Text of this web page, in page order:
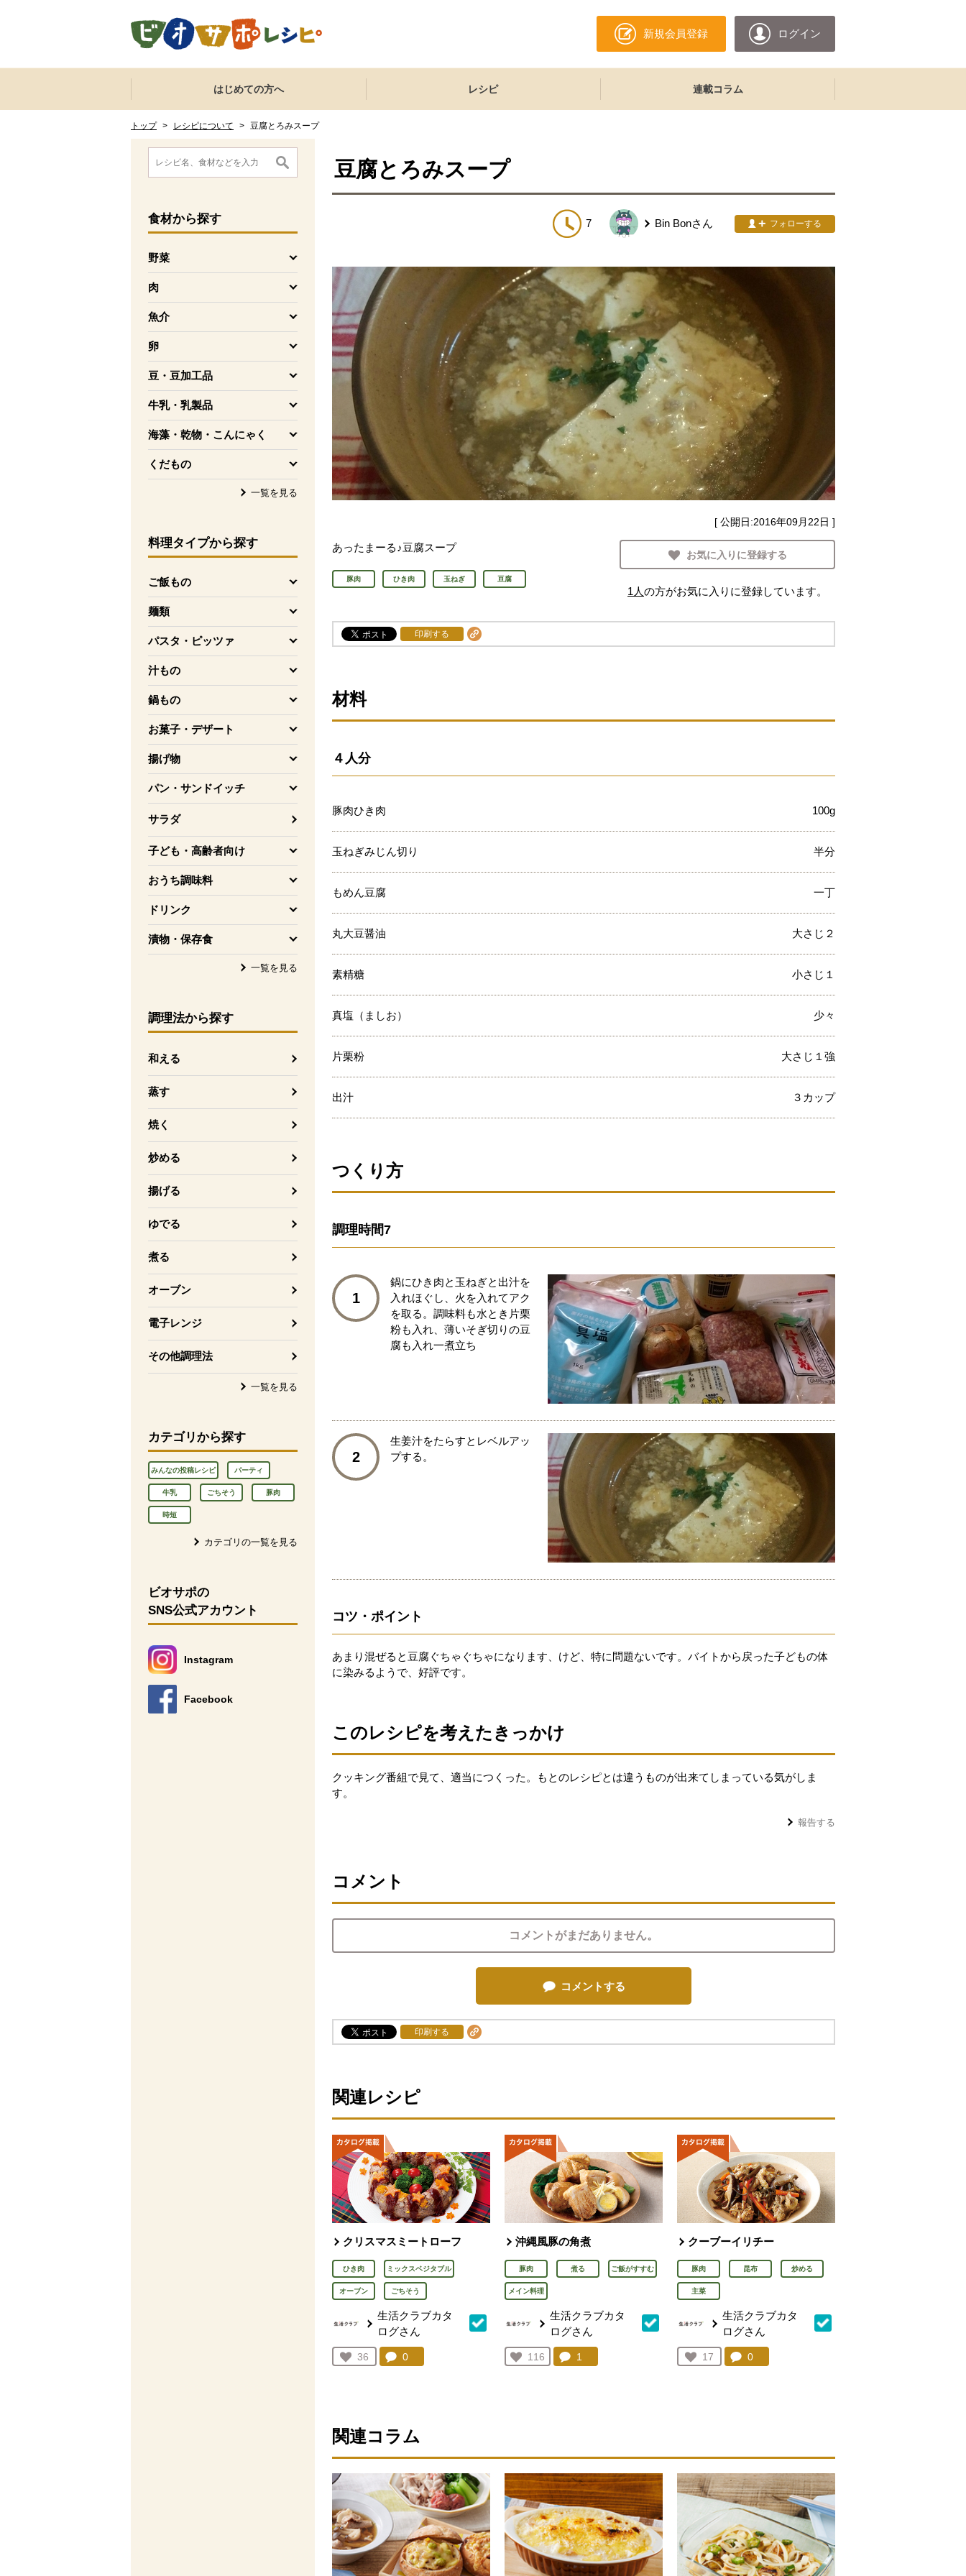
新規会員登録 ログイン
ここからサイト内共通メニューです。
サイト内共通メニューをスキップする
はじめての方へ レシピ 連載コラム
トップ > レシピについて > 豆腐とろみスープ
ここから消費材検索メニューです。
食材から探す
野菜
を開く
肉
を開く
魚介
を開く
卵
を開く
豆・豆加工品
を開く
牛乳・乳製品
を開く
海藻・乾物・こんにゃく
を開く
くだもの
を開く
一覧を見る
料理タイプから探す
ご飯もの
を開く
麺類
を開く
パスタ・ピッツァ
を開く
汁もの
を開く
鍋もの
を開く
お菓子・デザート
を開く
揚げ物
を開く
パン・サンドイッチ
を開く
サラダ
子ども・高齢者向け
を開く
おうち調味料
を開く
ドリンク
を開く
漬物・保存食
を開く
一覧を見る
調理法から探す
和える
蒸す
焼く
炒める
揚げる
ゆでる
煮る
オーブン
電子レンジ
その他調理法
一覧を見る
カテゴリから探す
みんなの投稿レシピ パーティ
牛乳 ごちそう 豚肉
時短
カテゴリの一覧を見る
消費材検索メニューここまで。
ここから本文です。
ビオサポの
SNS公式アカウント
Instagram
別のウィンドウで開きます。
Facebook
別のウィンドウで開きます。
豆腐とろみスープ
7 Bin Bonさん フォローする
[ 公開日:2016年09月22日 ]
あったまーる♪豆腐スープ
豚肉 ひき肉 玉ねぎ 豆腐
お気に入りに登録する
1人の方がお気に入りに登録しています。
印刷する
材料
４人分
豚肉ひき肉 100g
玉ねぎみじん切り 半分
もめん豆腐 一丁
丸大豆醤油 大さじ２
素精糖 小さじ１
真塩（ましお） 少々
片栗粉 大さじ１強
出汁 ３カップ
つくり方
調理時間7
1
鍋にひき肉と玉ねぎと出汁を
入れほぐし、火を入れてアク
を取る。調味料も水とき片栗
粉も入れ、薄いそぎ切りの豆
腐も入れ一煮立ち
2
生姜汁をたらすとレベルアッ
プする。
コツ・ポイント
あまり混ぜると豆腐ぐちゃぐちゃになります、けど、特に問題ないです。バイトから戻った子どもの体
に染みるようで、好評です。
このレシピを考えたきっかけ
クッキング番組で見て、適当につくった。もとのレシピとは違うものが出来てしまっている気がしま
す。
報告する
コメント
コメントがまだありません。
コメントする
印刷する
関連レシピ
クリスマスミートローフ
ひき肉 ミックスベジタブル
オーブン ごちそう
生活クラブカタ
ログさん
お気に入り登録：
36
人が登録
コメント：
0
沖縄風豚の角煮
豚肉 煮る ご飯がすすむ
メイン料理
生活クラブカタ
ログさん
お気に入り登録：
116
人が登録
コメント：
1
クーブーイリチー
豚肉 昆布 炒める
主菜
生活クラブカタ
ログさん
お気に入り登録：
17
人が登録
コメント：
0件。コメントを見る。
関連コラム